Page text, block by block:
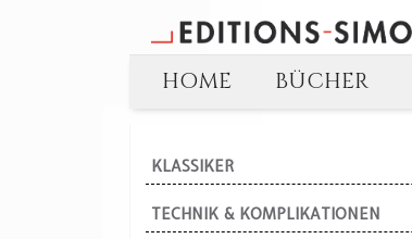
HOME BÜCHER
KLASSIKER
TECHNIK & KOMPLIKATIONEN